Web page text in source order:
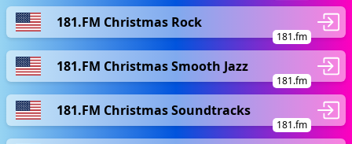
181.FM Christmas Rock
181.fm
181.FM Christmas Smooth Jazz
181.fm
181.FM Christmas Soundtracks
181.fm